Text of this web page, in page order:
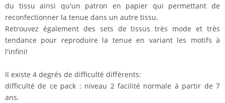
du tissu ainsi qu'un patron en papier qui permettant de
reconfectionner la tenue dans un autre tissu.
Retrouvez également des sets de tissus très mode et très
tendance pour reproduire la tenue en variant les motifs à
l'infini!
Il existe 4 degrés de difficulté différents:
difficulté de ce pack : niveau 2 facilité normale à partir de 7
ans.